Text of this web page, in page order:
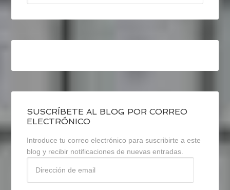
SUSCRÍBETE AL BLOG POR CORREO
ELECTRÓNICO
Introduce tu correo electrónico para suscribirte a este
blog y recibir notificaciones de nuevas entradas.
email